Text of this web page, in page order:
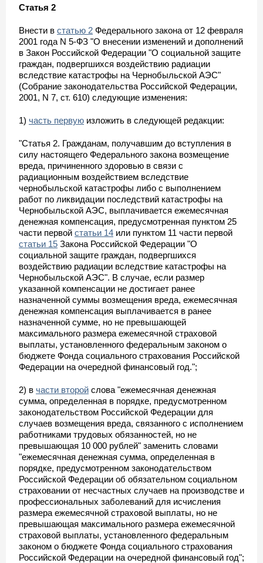
Статья 2
Внести в статью 2 Федерального закона от 12 февраля
2001 года N 5-ФЗ "О внесении изменений и дополнений
в Закон Российской Федерации "О социальной защите
граждан, подвергшихся воздействию радиации
вследствие катастрофы на Чернобыльской АЭС"
(Собрание законодательства Российской Федерации,
2001, N 7, ст. 610) следующие изменения:
1) часть первую изложить в следующей редакции:
"Статья 2. Гражданам, получавшим до вступления в
силу настоящего Федерального закона возмещение
вреда, причиненного здоровью в связи с
радиационным воздействием вследствие
чернобыльской катастрофы либо с выполнением
работ по ликвидации последствий катастрофы на
Чернобыльской АЭС, выплачивается ежемесячная
денежная компенсация, предусмотренная пунктом 25
части первой статьи 14 или пунктом 11 части первой
статьи 15 Закона Российской Федерации "О
социальной защите граждан, подвергшихся
воздействию радиации вследствие катастрофы на
Чернобыльской АЭС". В случае, если размер
указанной компенсации не достигает ранее
назначенной суммы возмещения вреда, ежемесячная
денежная компенсация выплачивается в ранее
назначенной сумме, но не превышающей
максимального размера ежемесячной страховой
выплаты, установленного федеральным законом о
бюджете Фонда социального страхования Российской
Федерации на очередной финансовый год.";
2) в части второй слова "ежемесячная денежная
сумма, определенная в порядке, предусмотренном
законодательством Российской Федерации для
случаев возмещения вреда, связанного с исполнением
работниками трудовых обязанностей, но не
превышающая 10 000 рублей" заменить словами
"ежемесячная денежная сумма, определенная в
порядке, предусмотренном законодательством
Российской Федерации об обязательном социальном
страховании от несчастных случаев на производстве и
профессиональных заболеваний для исчисления
размера ежемесячной страховой выплаты, но не
превышающая максимального размера ежемесячной
страховой выплаты, установленного федеральным
законом о бюджете Фонда социального страхования
Российской Федерации на очередной финансовый год";